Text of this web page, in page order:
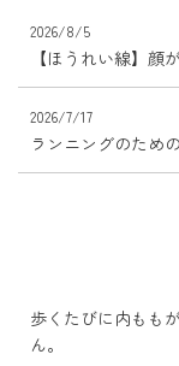
2026/8/5
【ほうれい線】顔
2026/7/17
ランニングのため
歩くたびに内もも
ん。